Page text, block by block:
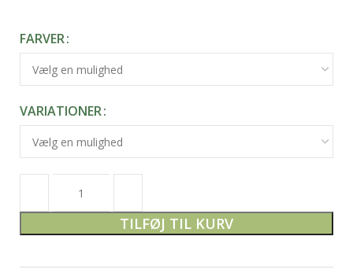
FARVER
VARIATIONER
TILFØJ TIL KURV